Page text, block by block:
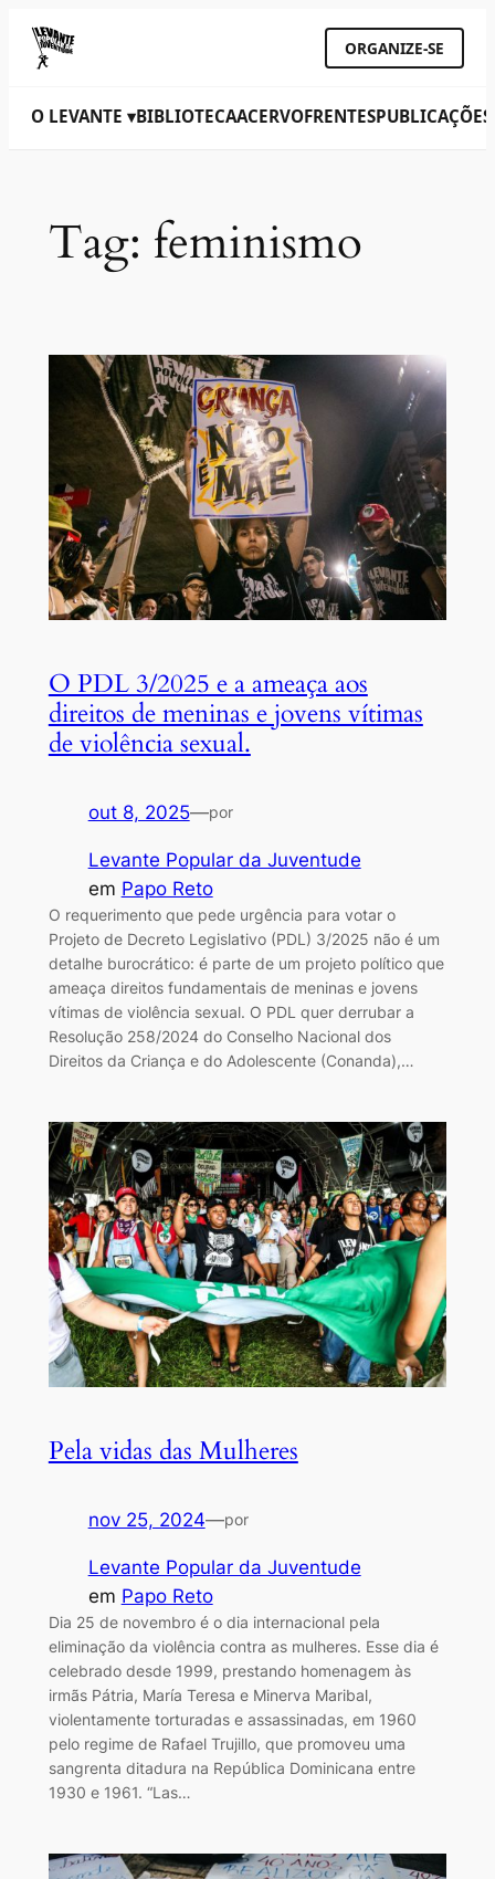
ORGANIZE-SE
O LEVANTE ▾BIBLIOTECAACERVOFRENTESPUBLICAÇÕES
Tag: feminismo
O PDL 3/2025 e a ameaça aos
direitos de meninas e jovens vítimas
de violência sexual.
out 8, 2025—por
Levante Popular da Juventude
em Papo Reto
O requerimento que pede urgência para votar o
Projeto de Decreto Legislativo (PDL) 3/2025 não é um
detalhe burocrático: é parte de um projeto político que
ameaça direitos fundamentais de meninas e jovens
vítimas de violência sexual. O PDL quer derrubar a
Resolução 258/2024 do Conselho Nacional dos
Direitos da Criança e do Adolescente (Conanda),…
Pela vidas das Mulheres
nov 25, 2024—por
Levante Popular da Juventude
em Papo Reto
Dia 25 de novembro é o dia internacional pela
eliminação da violência contra as mulheres. Esse dia é
celebrado desde 1999, prestando homenagem às
irmãs Pátria, María Teresa e Minerva Maribal,
violentamente torturadas e assassinadas, em 1960
pelo regime de Rafael Trujillo, que promoveu uma
sangrenta ditadura na República Dominicana entre
1930 e 1961. “Las…